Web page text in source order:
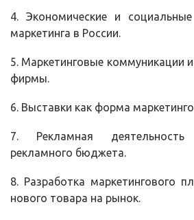
4. Экономические и
маркетинга в России.
5. Маркетинговые коммуникации
фирмы.
6. Выставки как форма
7. Рекламная
рекламного бюджета.
8. Разработка маркетингового
нового товара на рынок.